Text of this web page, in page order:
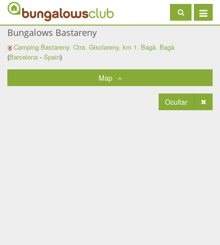
Toggle
Bungalows Bastareny
Camping Bastareny. Ctra. Gisclareny, km 1. Bagà. Bagà
(Barcelona - Spain)
Map
Ocultar